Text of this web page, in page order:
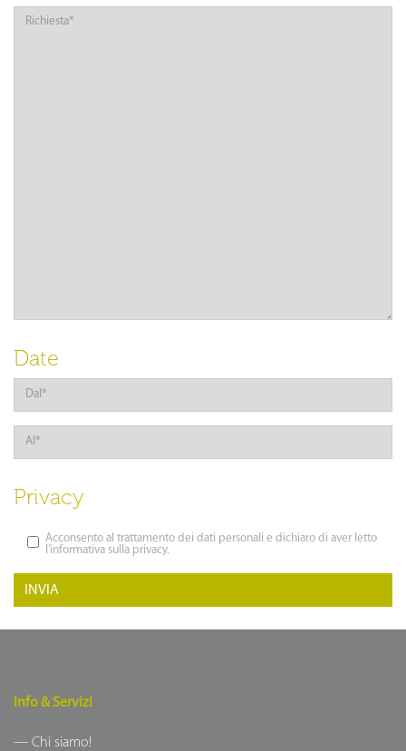
Date
Privacy
Acconsento al trattamento dei dati personali e dichiaro di aver letto
l’informativa sulla privacy.
INVIA
Info & Servizi
Chi siamo!